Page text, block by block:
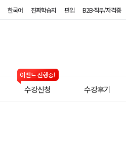
한국어 진짜학습지 편입 B2B·직무/자격증
수강신청 수강후기